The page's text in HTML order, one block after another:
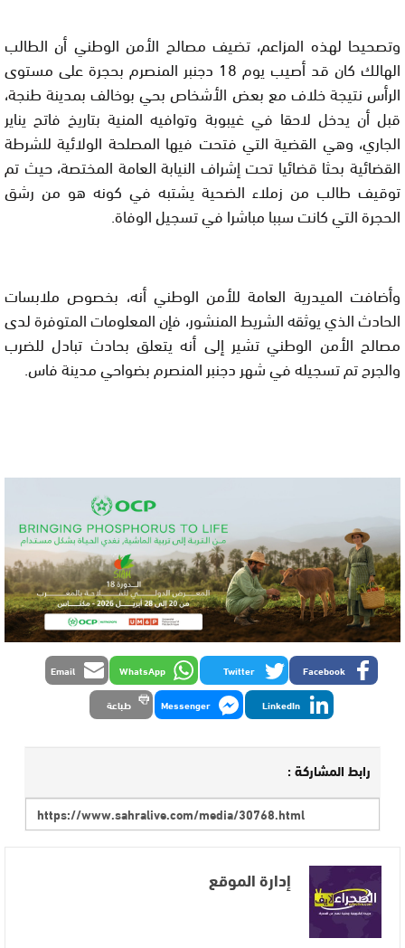
وتصحيحا لهذه المزاعم، تضيف مصالح الأمن الوطني أن الطالب
الهالك كان قد أصيب يوم 18 دجنبر المنصرم بحجرة على مستوى
الرأس نتيجة خلاف مع بعض الأشخاص بحي بوخالف بمدينة طنجة،
قبل أن يدخل لاحقا في غيبوبة وتوافيه المنية بتاريخ فاتح يناير
الجاري، وهي القضية التي فتحت فيها المصلحة الولائية للشرطة
القضائية بحثا قضائيا تحت إشراف النيابة العامة المختصة، حيث تم
توقيف طالب من زملاء الضحية يشتبه في كونه هو من رشق
الحجرة التي كانت سببا مباشرا في تسجيل الوفاة.
وأضافت الميدرية العامة للأمن الوطني أنه، بخصوص ملابسات
الحادث الذي يوثقه الشريط المنشور، فإن المعلومات المتوفرة لدى
مصالح الأمن الوطني تشير إلى أنه يتعلق بحادث تبادل للضرب
والجرح تم تسجيله في شهر دجنبر المنصرم بضواحي مدينة فاس.
Facebook
Twitter
WhatsApp
Email
LinkedIn
Messenger طباعة
رابط المشاركة :
إدارة الموقع